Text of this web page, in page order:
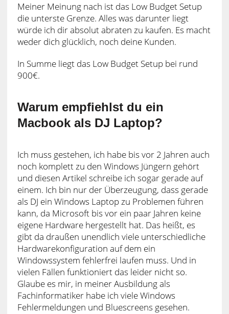
Meiner Meinung nach ist das Low Budget Setup
die unterste Grenze. Alles was darunter liegt
würde ich dir absolut abraten zu kaufen. Es macht
weder dich glücklich, noch deine Kunden.
In Summe liegt das Low Budget Setup bei rund
900€.
Warum empfiehlst du ein
Macbook als DJ Laptop?
Ich muss gestehen, ich habe bis vor 2 Jahren auch
noch komplett zu den Windows Jüngern gehört
und diesen Artikel schreibe ich sogar gerade auf
einem. Ich bin nur der Überzeugung, dass gerade
als DJ ein Windows Laptop zu Problemen führen
kann, da Microsoft bis vor ein paar Jahren keine
eigene Hardware hergestellt hat. Das heißt, es
gibt da draußen unendlich viele unterschiedliche
Hardwarekonfiguration auf dem ein
Windowssystem fehlerfrei laufen muss. Und in
vielen Fällen funktioniert das leider nicht so.
Glaube es mir, in meiner Ausbildung als
Fachinformatiker habe ich viele Windows
Fehlermeldungen und Bluescreens gesehen.